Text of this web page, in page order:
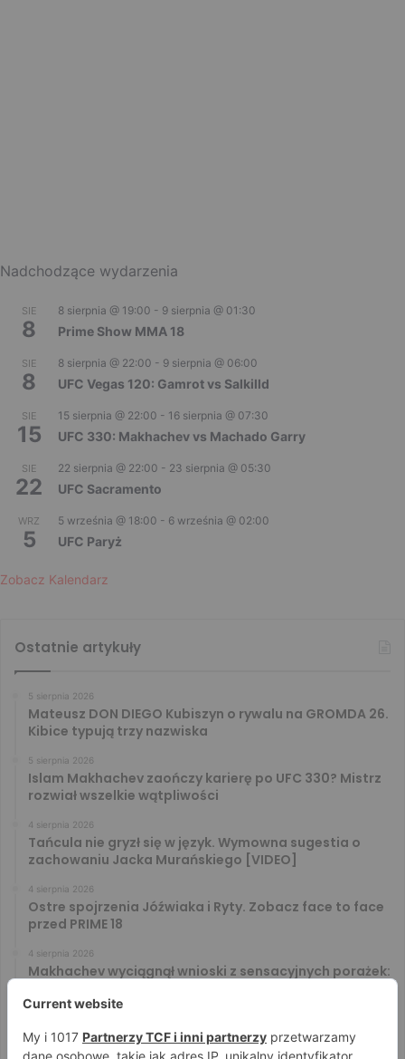
Nadchodzące wydarzenia
SIE
8
8 sierpnia @ 19:00 - 9 sierpnia @ 01:30
Prime Show MMA 18
SIE
8
8 sierpnia @ 22:00 - 9 sierpnia @ 06:00
UFC Vegas 120: Gamrot vs Salkilld
SIE
15
15 sierpnia @ 22:00 - 16 sierpnia @ 07:30
UFC 330: Makhachev vs Machado Garry
SIE
22
22 sierpnia @ 22:00 - 23 sierpnia @ 05:30
UFC Sacramento
WRZ
5
5 września @ 18:00 - 6 września @ 02:00
UFC Paryż
Zobacz Kalendarz
Ostatnie artykuły
5 sierpnia 2026
Mateusz DON DIEGO Kubiszyn o rywalu na GROMDA 26.
Kibice typują trzy nazwiska
5 sierpnia 2026
Islam Makhachev zaończy karierę po UFC 330? Mistrz
rozwiał wszelkie wątpliwości
4 sierpnia 2026
Tańcula nie gryzł się w język. Wymowna sugestia o
zachowaniu Jacka Murańskiego [VIDEO]
4 sierpnia 2026
Ostre spojrzenia Jóźwiaka i Ryty. Zobacz face to face
przed PRIME 18
4 sierpnia 2026
Makhachev wyciągnął wnioski z sensacyjnych porażek:
Murański i Tańcula znów na kursie kolizyjnym. Gorąco
zrobiło się za kulisami konferencji